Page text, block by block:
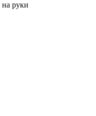
на руки